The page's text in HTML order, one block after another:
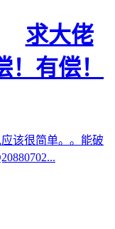
求大佬
有偿！
该很简单。。能破